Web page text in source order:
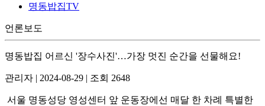
명동밥집TV
언론보도
명동밥집 어르신 '장수사진'…가장 멋진 순간을 선물해요!
관리자 | 2024-08-29 | 조회 2648
서울 명동성당 영성센터 앞 운동장에선 매달 한 차례 특별한